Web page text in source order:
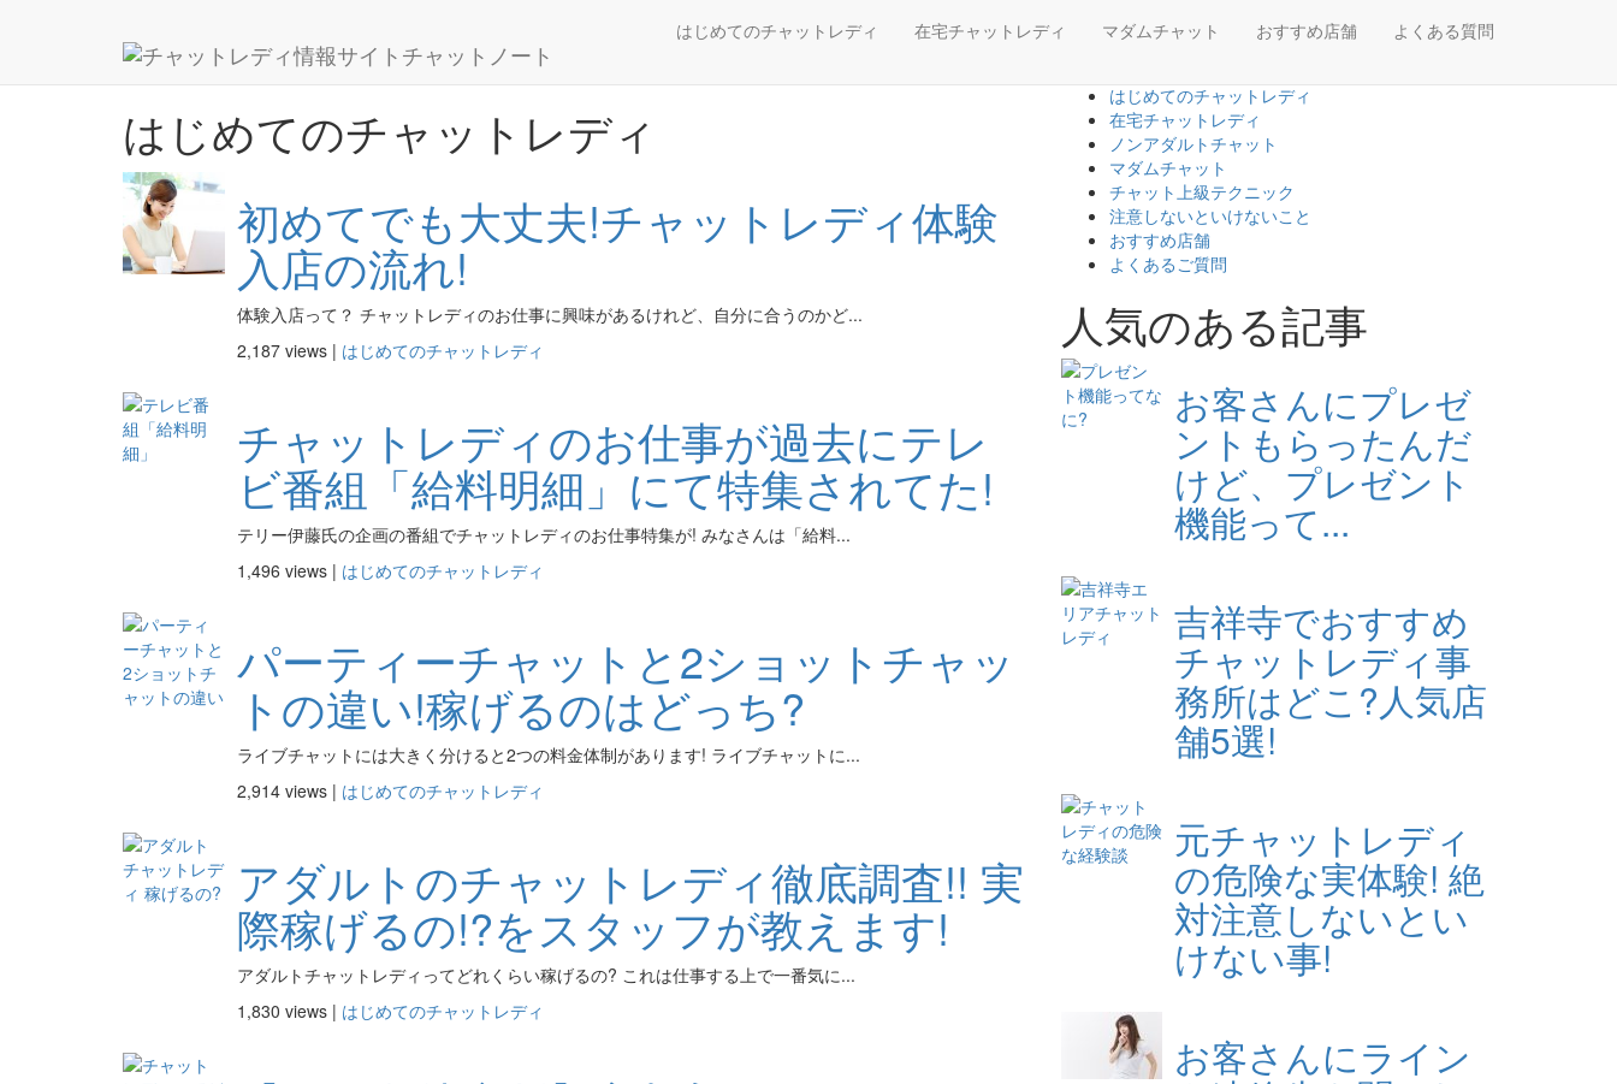
はじめてのチャットレディ 在宅チャットレディ マダムチャット おすすめ店舗 よくある質問
はじめてのチャットレディ
はじめてのチャットレディ
初めてでも大丈夫!チャットレディ体験
入店の流れ!
体験入店って？ チャットレディのお仕事に興味があるけれど、自分に合うのかど...
2,187 views | はじめてのチャットレディ
チャットレディのお仕事が過去にテレ
ビ番組「給料明細」にて特集されてた!
テリー伊藤氏の企画の番組でチャットレディのお仕事特集が! みなさんは「給料...
1,496 views | はじめてのチャットレディ
パーティーチャットと2ショットチャッ
トの違い!稼げるのはどっち?
ライブチャットには大きく分けると2つの料金体制があります! ライブチャットに...
2,914 views | はじめてのチャットレディ
アダルトのチャットレディ徹底調査!! 実
際稼げるの!?をスタッフが教えます!
アダルトチャットレディってどれくらい稼げるの? これは仕事する上で一番気に...
1,830 views | はじめてのチャットレディ
はじめてのチャットレディ
在宅チャットレディ
ノンアダルトチャット
マダムチャット
チャット上級テクニック
注意しないといけないこと
おすすめ店舗
よくあるご質問
人気のある記事
お客さんにプレゼ
ントもらったんだ
けど、プレゼント
機能って...
吉祥寺でおすすめ
チャットレディ事
務所はどこ?人気店
舗5選!
元チャットレディ
の危険な実体験! 絶
対注意しないとい
けない事!
お客さんにライン